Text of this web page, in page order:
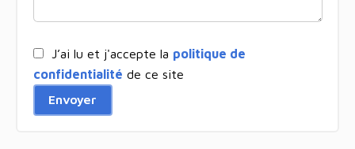
J’ai lu et j'accepte la politique de
confidentialité de ce site
Envoyer